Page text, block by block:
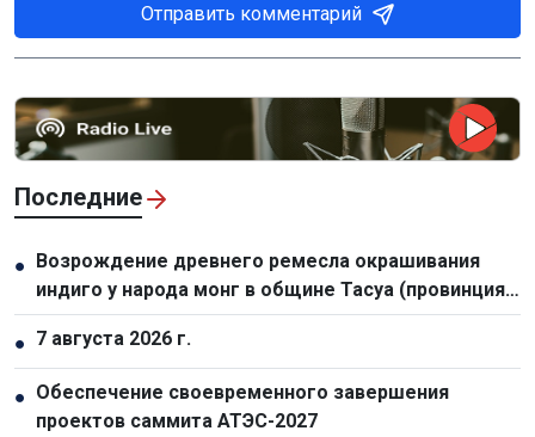
Отправить комментарий
Последние
● Возрождение древнего ремесла окрашивания
индиго у народа монг в общине Тасуа (провинция
Шонла)
● 7 августа 2026 г.
● Обеспечение своевременного завершения
проектов саммита АТЭС-2027